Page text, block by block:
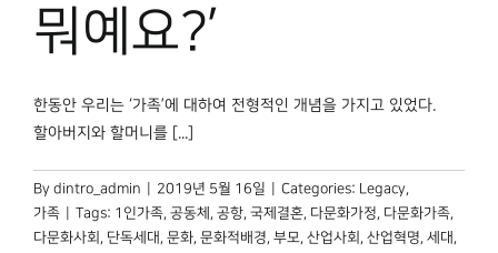
뭐예요?’
한동안 우리는 ‘가족’에 대하여 전형적인 개념을 가지고 있었다.
할아버지와 할머니를 [...]
By dintro_admin 2019년 5월 16일 Categories: Legacy,
가족
Tags: 1인가족, 공동체 , 공항, 국제결혼, 다문화가정, 다문화가족,
다문화사회 , 단독세대 , 문화, 문화적배경, 부모, 산업사회 , 산업혁명, 세대 ,